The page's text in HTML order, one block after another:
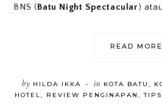
BNS (Batu Night Spectacular)
READ MORE
by HILDA IKKA • in KOTA BATU ,
HOTEL, REVIEW PENGINAPAN ,